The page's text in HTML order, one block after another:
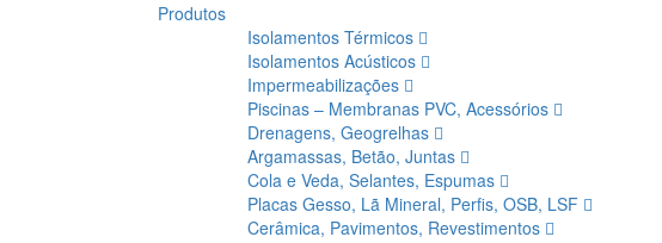
Produtos
Isolamentos Térmicos
Isolamentos Acústicos
Impermeabilizações
Piscinas – Membranas PVC, Acessórios
Drenagens, Geogrelhas
Argamassas, Betão, Juntas
Cola e Veda, Selantes, Espumas
Placas Gesso, Lã Mineral, Perfis, OSB, LSF
Cerâmica, Pavimentos, Revestimentos